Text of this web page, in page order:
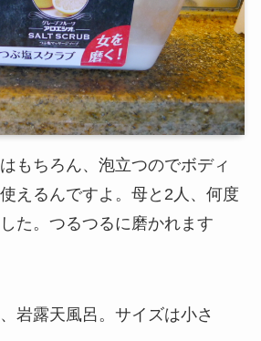
もちろん、泡立つのでボディ
えるんですよ。母と2人、何度
た。つるつるに磨かれます
岩露天風呂。サイズは小さ